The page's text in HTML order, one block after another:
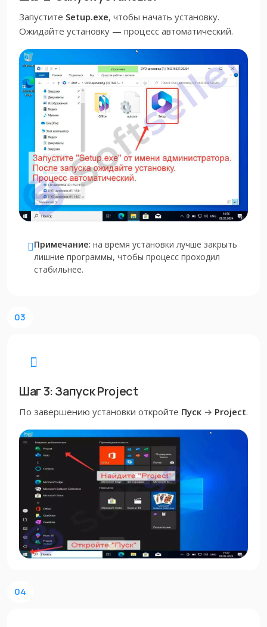
Запустите Setup.exe, чтобы начать установку.
Ожидайте установку — процесс автоматический.
Примечание: на время установки лучше закрыть
лишние программы, чтобы процесс проходил
стабильнее.
03
Шаг 3: Запуск Project
По завершению установки откройте Пуск → Project.
04